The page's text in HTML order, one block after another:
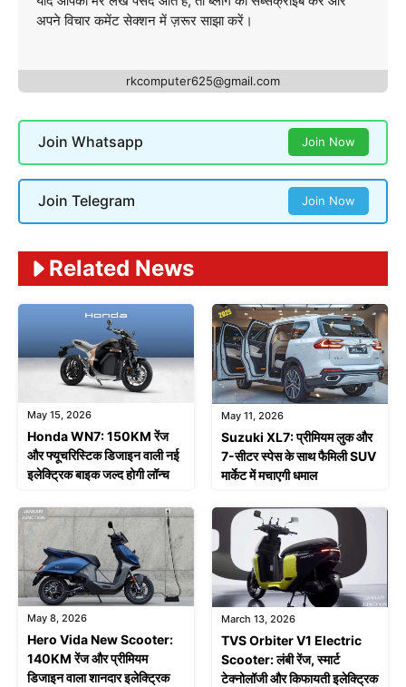
अपने विचार कमेंट सेक्शन में ज़रूर साझा करें।
rkcomputer625@gmail.com
Join Whatsapp Join Now
Join Telegram Join Now
Related News
May 15, 2026
Honda WN7: 150KM रेंज
और फ्यूचरिस्टिक डिजाइन वाली नई
इलेक्ट्रिक बाइक जल्द होगी लॉन्च
May 11, 2026
Suzuki XL7: प्रीमियम लुक और
7-सीटर स्पेस के साथ फैमिली SUV
मार्केट में मचाएगी धमाल
May 8, 2026
Hero Vida New Scooter:
140KM रेंज और प्रीमियम
डिजाइन वाला शानदार इलेक्ट्रिक
March 13, 2026
TVS Orbiter V1 Electric
Scooter: लंबी रेंज, स्मार्ट
टेक्नोलॉजी और किफायती इलेक्ट्रिक